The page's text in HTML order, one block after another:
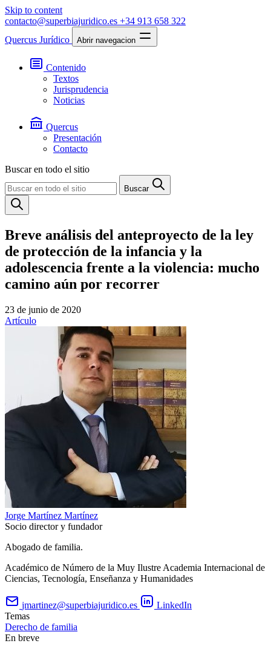
Skip to content
contacto@superbiajuridico.es +34 913 658 322
Quercus Jurídico
Abrir navegacion
Contenido
Textos
Jurisprudencia
Noticias
Quercus
Presentación
Contacto
Buscar en todo el sitio
Buscar
Breve análisis del anteproyecto de la ley
de protección de la infancia y la
adolescencia frente a la violencia: mucho
camino aún por recorrer
23 de junio de 2020
Artículo
Jorge Martínez Martínez
Socio director y fundador
Abogado de familia.
Académico de Número de la Muy Ilustre Academia Internacional de
Ciencias, Tecnología, Enseñanza y Humanidades
jmartinez@superbiajuridico.es
LinkedIn
Temas
Derecho de familia
En breve